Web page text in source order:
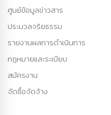
ศูนย์ข้อมูลข่าวสาร
ประมวลจริยธรรม
รายงานผลการดำเนินการ
กฏหมายและระเบียบ
สมัครงาน
จัดซื้อจัดจ้าง